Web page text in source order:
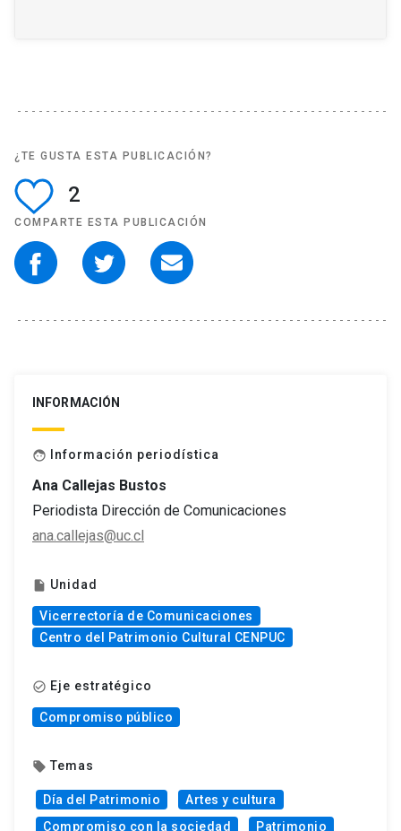
¿TE GUSTA ESTA PUBLICACIÓN?
2
COMPARTE ESTA PUBLICACIÓN
INFORMACIÓN
face Información periodística
Ana Callejas Bustos
Periodista Dirección de Comunicaciones
ana.callejas@uc.cl
insert_drive_file Unidad
Vicerrectoría de Comunicaciones
Centro del Patrimonio Cultural CENPUC
check_circle_outline Eje estratégico
Compromiso público
local_offer Temas
Día del Patrimonio
Artes y cultura
Compromiso con la sociedad
Patrimonio